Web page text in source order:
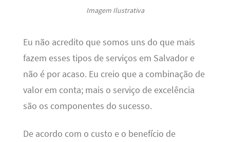
Imagem Ilustrativa
Eu não acredito que somos uns do que mais
fazem esses tipos de serviços em Salvador e
não é por acaso. Eu creio que a combinação de
valor em conta; mais o serviço de excelência
são os componentes do sucesso.
De acordo com o custo e o benefício de